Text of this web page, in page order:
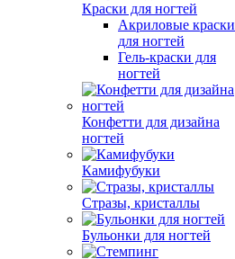
Краски для ногтей
Акриловые краски
для ногтей
Гель-краски для
ногтей
Конфетти для дизайна
ногтей
Камифубуки
Стразы, кристаллы
Бульонки для ногтей